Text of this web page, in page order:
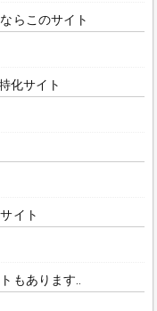
らこのサイト
化サイト
イト
もあります‥